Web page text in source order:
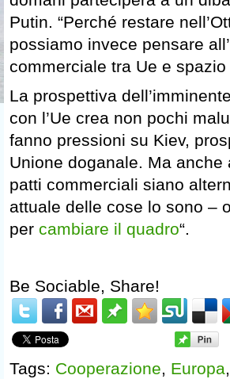
Putin. “Perché restare
possiamo invece pensare
commerciale tra Ue e
La prospettiva
con l’Ue crea non pochi
fanno pressioni su Kiev,
Unione doganale. Ma
patti commerciali siano
attuale delle cose lo sono –
per cambiare il quadro“.
Be Sociable, Share!
Tags: Cooperazione, Europa,